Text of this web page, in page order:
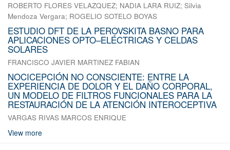
ROBERTO FLORES VELAZQUEZ; NADIA LARA RUIZ; Silvia
Mendoza Vergara; ROGELIO SOTELO BOYAS
ESTUDIO DFT DE LA PEROVSKITA BASNO PARA
APLICACIONES OPTO–ELÉCTRICAS Y CELDAS
SOLARES
FRANCISCO JAVIER MARTINEZ FABIAN
NOCICEPCIÓN NO CONSCIENTE: ENTRE LA
EXPERIENCIA DE DOLOR Y EL DAÑO CORPORAL,
UN MODELO DE FILTROS FUNCIONALES PARA LA
RESTAURACIÓN DE LA ATENCIÓN INTEROCEPTIVA
VARGAS RIVAS MARCOS ENRIQUE
View more